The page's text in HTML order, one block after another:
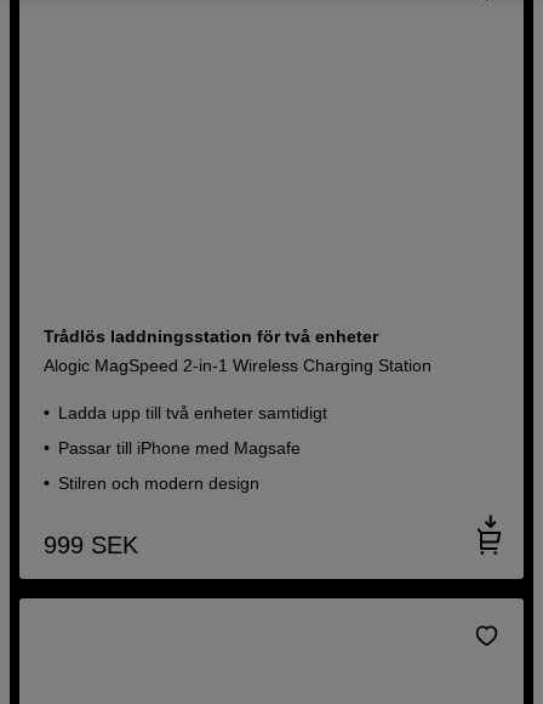
Trådlös laddningsstation för två enheter
Alogic MagSpeed 2-in-1 Wireless Charging Station
Ladda upp till två enheter samtidigt
Passar till iPhone med Magsafe
Stilren och modern design
999 SEK